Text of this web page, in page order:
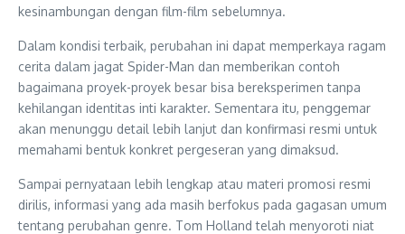
kesinambungan dengan film-film sebelumnya.
Dalam kondisi terbaik, perubahan ini dapat memperkaya ragam
cerita dalam jagat Spider-Man dan memberikan contoh
bagaimana proyek-proyek besar bisa bereksperimen tanpa
kehilangan identitas inti karakter. Sementara itu, penggemar
akan menunggu detail lebih lanjut dan konfirmasi resmi untuk
memahami bentuk konkret pergeseran yang dimaksud.
Sampai pernyataan lebih lengkap atau materi promosi resmi
dirilis, informasi yang ada masih berfokus pada gagasan umum
tentang perubahan genre. Tom Holland telah menyoroti niat